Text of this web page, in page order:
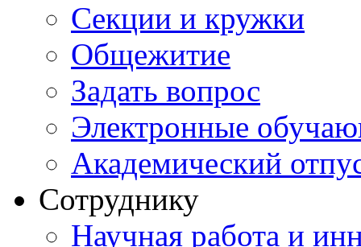
Секции и кружки
Общежитие
Задать вопрос
Электронные
Академический
Сотруднику
Научная работа и